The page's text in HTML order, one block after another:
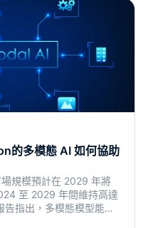
的多模態 AI 如何協助
規模預計在 2029 年將
至 2029 年間維持高達
指出，多模態模型能夠